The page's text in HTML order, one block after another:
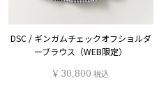
DSC / ギンガムチェックオフショルダ
ーブラウス（WEB限定）
¥ 30,800 税込